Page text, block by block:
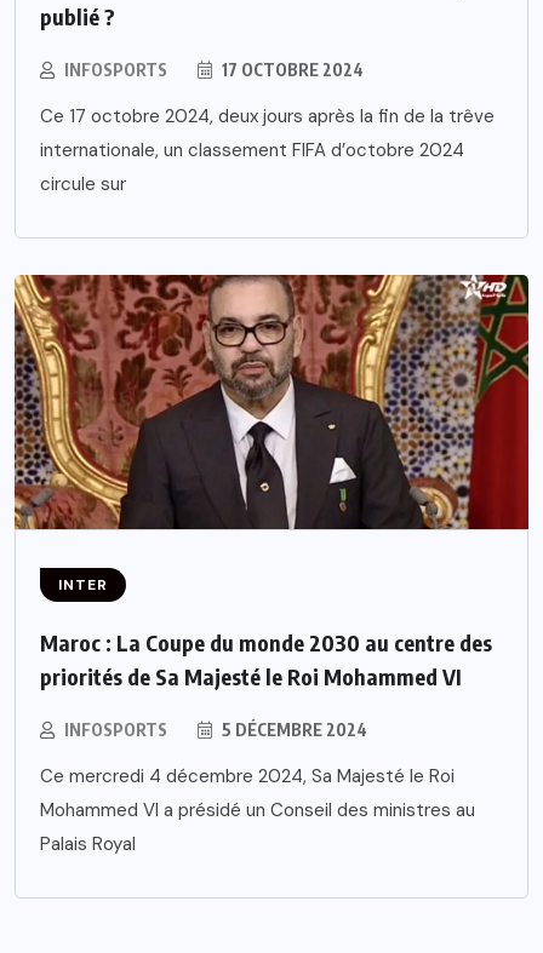
publié ?
INFOSPORTS 17 OCTOBRE 2024
Ce 17 octobre 2024, deux jours après la fin de la trêve
internationale, un classement FIFA d’octobre 2024
circule sur
INTER
Maroc : La Coupe du monde 2030 au centre des
priorités de Sa Majesté le Roi Mohammed VI
INFOSPORTS 5 DÉCEMBRE 2024
Ce mercredi 4 décembre 2024, Sa Majesté le Roi
Mohammed VI a présidé un Conseil des ministres au
Palais Royal